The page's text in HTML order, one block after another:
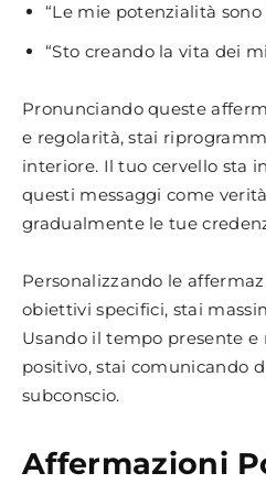
“Le mie potenzialità
“Sto creando la vita dei
Pronunciando queste
e regolarità, stai
interiore. Il tuo cervello sta
questi messaggi come
gradualmente le tue
Personalizzando le
obiettivi specifici, stai
Usando il tempo presente
positivo, stai comunicando
subconscio.
Affermazioni